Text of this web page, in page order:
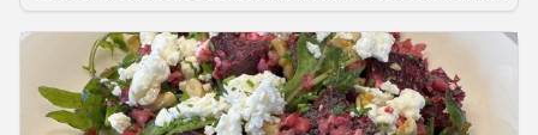
ali stročnice in veliko sezonske zelenjave, nasiti za več
ur ter brez težav nadomesti kosilo. Zbrali smo sedem
okusnih receptov, ki dokazujejo, da je solata lahko tudi v
najbolj vročih dneh odličen obrok, ki je hkrati lahek,
hranljiv in zelo okusen.